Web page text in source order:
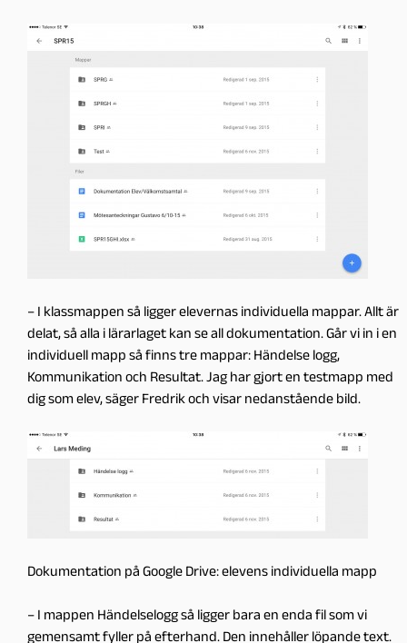
– I klassmappen så ligger elevernas individuella mappar. Allt är
delat, så alla i lärarlaget kan se all dokumentation. Går vi in i en
individuell mapp så finns tre mappar: Händelse logg,
Kommunikation och Resultat. Jag har gjort en testmapp med
dig som elev, säger Fredrik och visar nedanstående bild.
Dokumentation på Google Drive: elevens individuella mapp
– I mappen Händelselogg så ligger bara en enda fil som vi
gemensamt fyller på efterhand. Den innehåller löpande text.